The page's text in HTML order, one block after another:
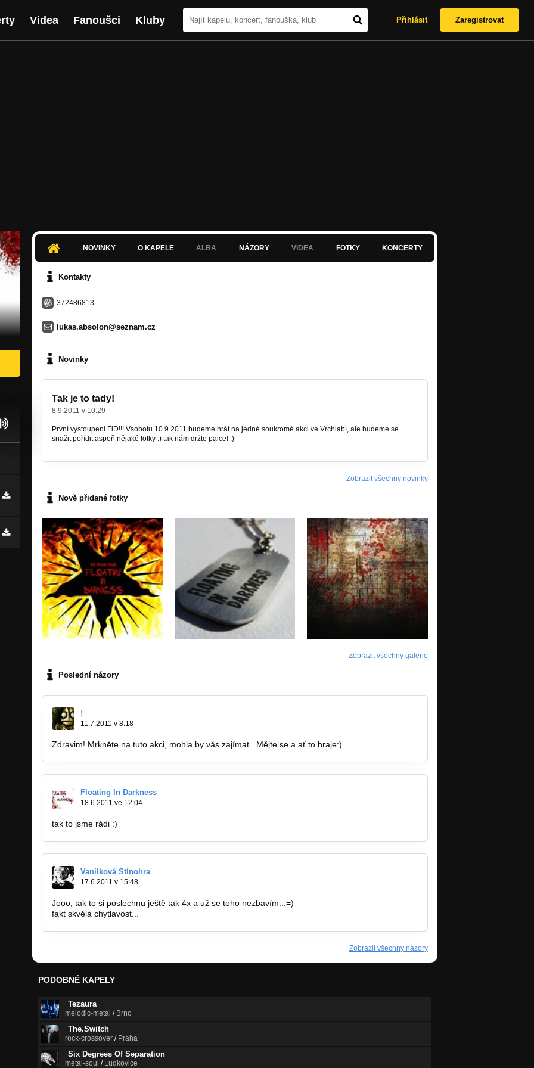
Videa Fanoušci Kluby Přihlásit Zaregistrovat
NOVINKY O KAPELE ALBA NÁZORY VIDEA FOTKY KONCERTY
Kontakty
372486813
lukas.absolon@seznam.cz
Novinky
Tak je to tady!
8.9.2011 v 10:29
První vystoupení FiD!!! Vsobotu 10.9.2011 budeme hrát na jedné soukromé akci ve Vrchlabí, ale budeme se
snažit pořídit aspoň nějaké fotky :) tak nám držte palce! :)
Zobrazit všechny novinky
Nově přidané fotky
Zobrazit všechny galerie
Poslední názory
!
11.7.2011 v 8:18
Zdravim! Mrkněte na tuto akci, mohla by vás zajímat...Mějte se a ať to hraje:)
Floating In Darkness
18.6.2011 ve 12:04
tak to jsme rádi :)
Vanilková Stínohra
17.6.2011 v 15:48
Jooo, tak to si poslechnu ještě tak 4x a už se toho nezbavím...=)
fakt skvělá chytlavost...
Zobrazit všechny názory
PODOBNÉ KAPELY
Tezaura
melodic-metal / Brno
The.Switch
rock-crossover / Praha
Six Degrees Of Separation
metal-soul / Ludkovice